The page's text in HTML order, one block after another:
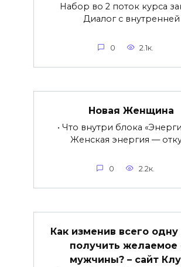
Набор во 2 поток курса
Диалог с внутренней
0 2.1к.
Новая Женщина
• Что внутри блока
Женская энергия —
0 2.2к.
Как изменив всего одну
получить желаемое
мужчины? – сайт